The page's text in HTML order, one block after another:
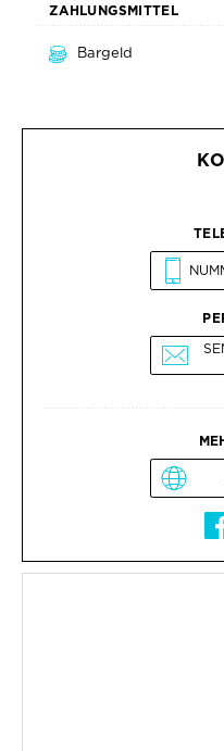
ZAHLUNGSMITTEL
Bargeld